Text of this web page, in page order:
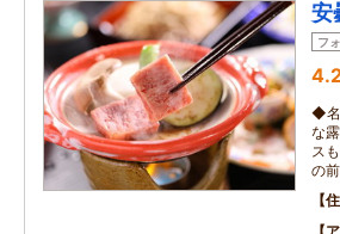
安
フ
◆名
な
ス
の